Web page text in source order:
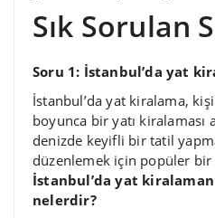
Sık Sorulan
Soru 1: İstanbul’da yat
İstanbul’da yat kiralama,
boyunca bir yatı kiralaması
denizde keyifli bir tatil
düzenlemek için popüler bir
İstanbul’da yat
nelerdir?